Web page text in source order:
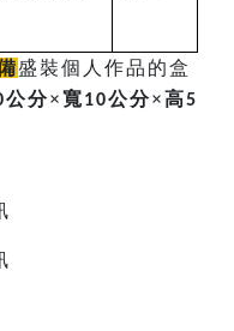
盛裝個人作品的盒
公分×寬10公分×高5